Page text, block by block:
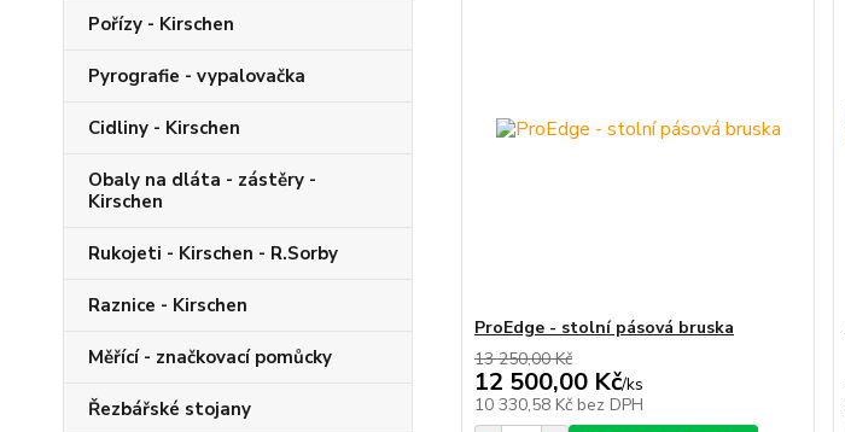
Pořízy - Kirschen
Pyrografie - vypalovačka
Cidliny - Kirschen
Obaly na dláta - zástěry -
Kirschen
Rukojeti - Kirschen - R.Sorby
Raznice - Kirschen
Měřící - značkovací pomůcky
Řezbářské stojany
ProEdge - stolní pásová bruska
13 250,00 Kč
12 500,00 Kč/ks
10 330,58 Kč bez DPH